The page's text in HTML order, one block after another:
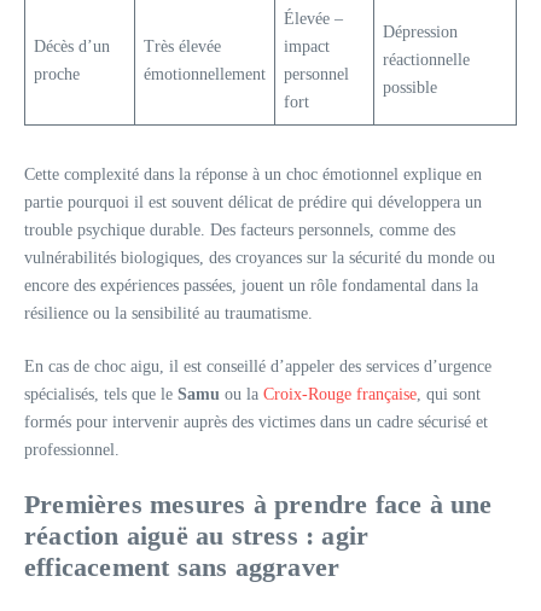
Décès d’un
proche
Très élevée
émotionnellement
Élevée –
impact
personnel
fort
Dépression
réactionnelle
possible
Cette complexité dans la réponse à un choc émotionnel explique en
partie pourquoi il est souvent délicat de prédire qui développera un
trouble psychique durable. Des facteurs personnels, comme des
vulnérabilités biologiques, des croyances sur la sécurité du monde ou
encore des expériences passées, jouent un rôle fondamental dans la
résilience ou la sensibilité au traumatisme.
En cas de choc aigu, il est conseillé d’appeler des services d’urgence
spécialisés, tels que le Samu ou la Croix-Rouge française , qui sont
formés pour intervenir auprès des victimes dans un cadre sécurisé et
professionnel.
Premières mesures à prendre face à une
réaction aiguë au stress : agir
efficacement sans aggraver